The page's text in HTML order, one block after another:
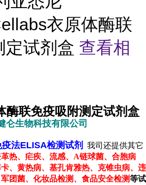
衣原体酶联
定试剂盒 查看相
酶联免疫吸附测定试剂盒
仑生物科技有限公司
法ELISA检测试剂
我司还提供其它
热、疟疾、流感、A链球菌、合胞病
、黄热病、基孔肯雅热、克锥虫病、违
团菌、化妆品检测、食品安全检测等试